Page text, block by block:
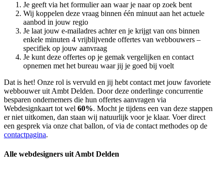
Je geeft via het formulier aan waar je naar op zoek bent
Wij koppelen deze vraag binnen één minuut aan het actuele
aanbod in jouw regio
Je laat jouw e-mailadres achter en je krijgt van ons binnen
enkele minuten 4 vrijblijvende offertes van webbouwers –
specifiek op jouw aanvraag
Je kunt deze offertes op je gemak vergelijken en contact
opnemen met het bureau waar jij je goed bij voelt
Dat is het! Onze rol is vervuld en jij hebt contact met jouw favoriete
webbouwer uit Ambt Delden. Door deze onderlinge concurrentie
besparen ondernemers die hun offertes aanvragen via
Webdesignkaart tot wel 60%. Mocht je tijdens een van deze stappen
er niet uitkomen, dan staan wij natuurlijk voor je klaar. Voer direct
een gesprek via onze chat ballon, of via de contact methodes op de
contactpagina.
Alle webdesigners uit Ambt Delden